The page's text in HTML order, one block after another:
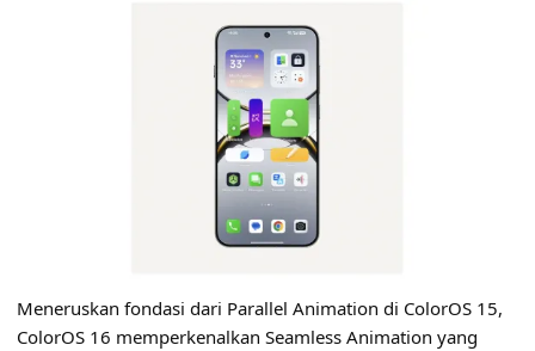
Meneruskan fondasi dari Parallel Animation di ColorOS 15,
ColorOS 16 memperkenalkan Seamless Animation yang